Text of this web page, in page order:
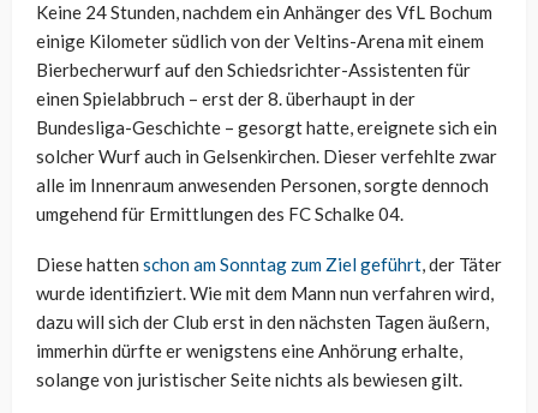
Keine 24 Stunden, nachdem ein Anhänger des VfL Bochum
einige Kilometer südlich von der Veltins-Arena mit einem
Bierbecherwurf auf den Schiedsrichter-Assistenten für
einen Spielabbruch – erst der 8. überhaupt in der
Bundesliga-Geschichte – gesorgt hatte, ereignete sich ein
solcher Wurf auch in Gelsenkirchen. Dieser verfehlte zwar
alle im Innenraum anwesenden Personen, sorgte dennoch
umgehend für Ermittlungen des FC Schalke 04.
Diese hatten schon am Sonntag zum Ziel geführt, der Täter
wurde identifiziert. Wie mit dem Mann nun verfahren wird,
dazu will sich der Club erst in den nächsten Tagen äußern,
immerhin dürfte er wenigstens eine Anhörung erhalte,
solange von juristischer Seite nichts als bewiesen gilt.